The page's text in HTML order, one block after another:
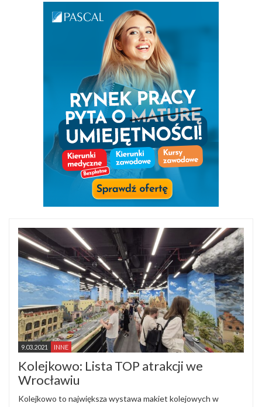
9.03.2021 INNE
Kolejkowo: Lista TOP atrakcji we
Wrocławiu
Kolejkowo to największa wystawa makiet kolejowych w